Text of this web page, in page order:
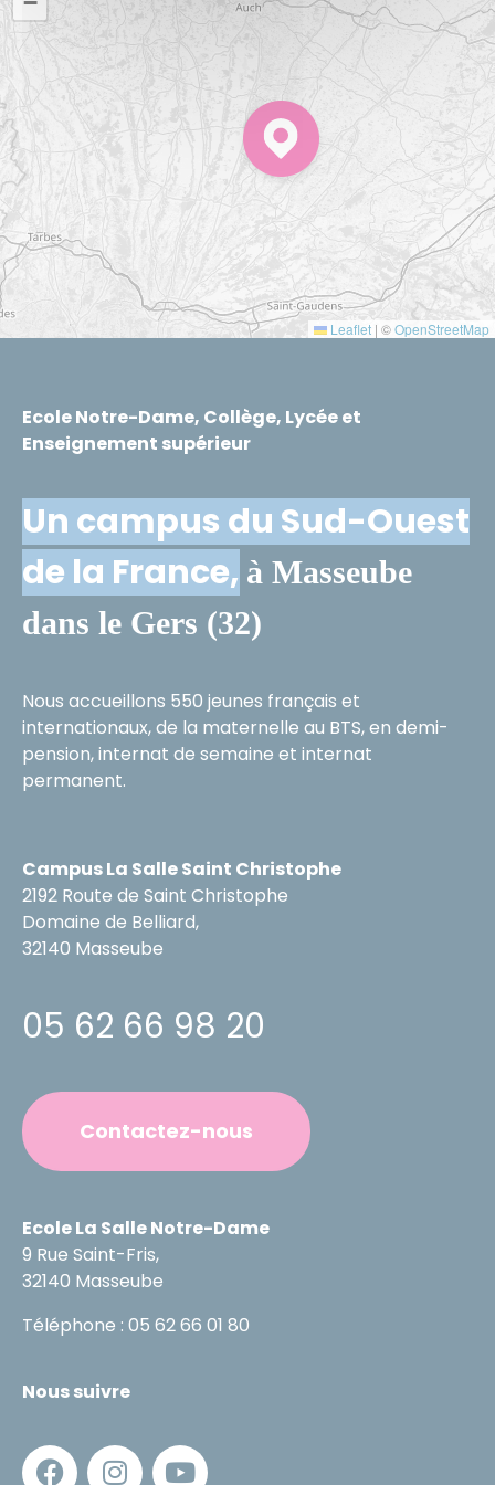
Leaflet | ©OpenStreetMap
Ecole Notre-Dame, Collège, Lycée et
Enseignement supérieur
Un campus du Sud-Ouest
de la France, à Masseube
dans le Gers (32)
Nous accueillons 550 jeunes français et
internationaux, de la maternelle au BTS, en demi-
pension, internat de semaine et internat
permanent.
Campus La Salle Saint Christophe
2192 Route de Saint Christophe
Domaine de Belliard,
32140 Masseube
05 62 66 98 20
Contactez-nous
Ecole La Salle Notre-Dame
9 Rue Saint-Fris,
32140 Masseube
Téléphone : 05 62 66 01 80
Nous suivre